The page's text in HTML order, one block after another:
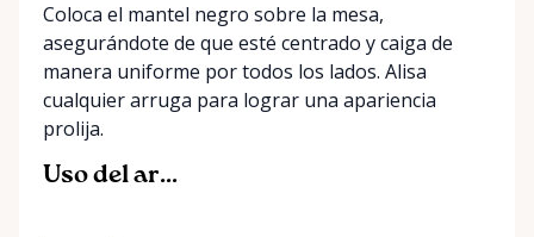
Coloca el mantel negro sobre la mesa,
asegurándote de que esté centrado y caiga de
manera uniforme por todos los lados. Alisa
cualquier arruga para lograr una apariencia
prolija.
Uso del ar...